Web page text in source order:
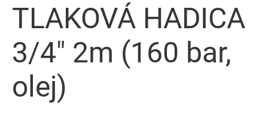
TLAKOVÁ HADICA
3/4" 2m (160 bar,
olej)